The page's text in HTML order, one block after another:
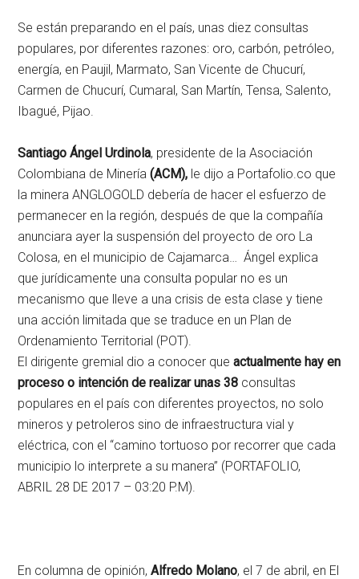
Se están preparando en el país, unas diez consultas
populares, por diferentes razones: oro, carbón, petróleo,
energía, en Paujil, Marmato, San Vicente de Chucurí,
Carmen de Chucurí, Cumaral, San Martín, Tensa, Salento,
Ibagué, Pijao.
Santiago Ángel Urdinola, presidente de la Asociación
Colombiana de Minería(ACM), le dijo a Portafolio.co que
la minera ANGLOGOLD debería de hacer el esfuerzo de
permanecer en la región, después de que la compañía
anunciara ayer la suspensión del proyecto de oro La
Colosa, en el municipio de Cajamarca… Ángel explica
que jurídicamente una consulta popular no es un
mecanismo que lleve a una crisis de esta clase y tiene
una acción limitada que se traduce en un Plan de
Ordenamiento Territorial (POT).
El dirigente gremial dio a conocer queactualmente hay en
proceso o intención de realizar unas 38 consultas
populares en el país con diferentes proyectos, no solo
mineros y petroleros sino de infraestructura vial y
eléctrica, con el “camino tortuoso por recorrer que cada
municipio lo interprete a su manera” (PORTAFOLIO,
ABRIL 28 DE 2017 – 03:20 P.M).
En columna de opinión,Alfredo Molano, el 7 de abril, en El